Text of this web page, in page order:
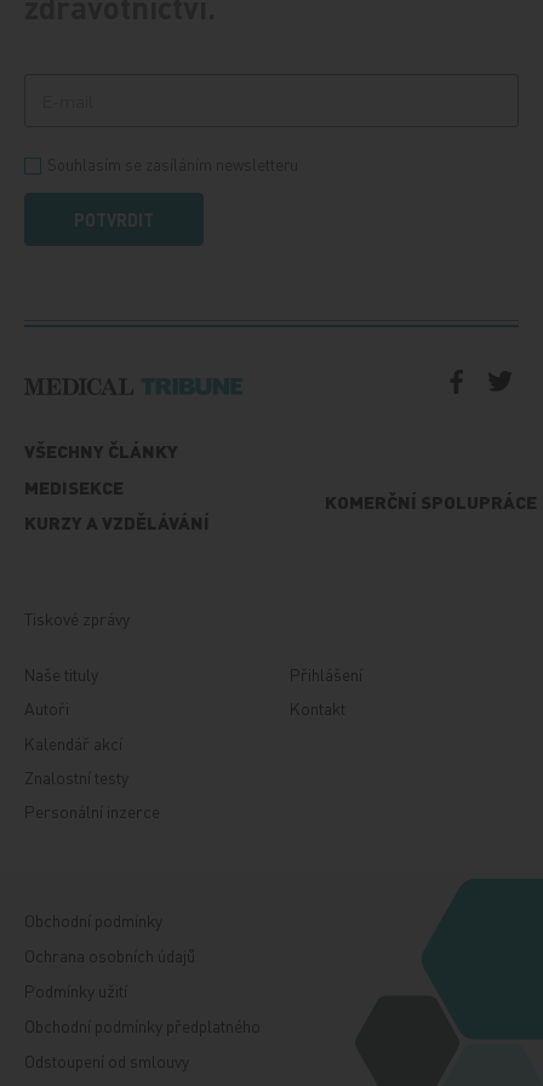
POTVRDIT
VŠECHNY ČLÁNKY
MEDISEKCE
KURZY A VZDĚLÁVÁNÍ
KOMERČNÍ SPOLUPRÁCE
Tiskové zprávy
Naše tituly
Autoři
Kalendář akcí
Znalostní testy
Personální inzerce
Přihlášení
Kontakt
Obchodní podmínky
Ochrana osobních údajů
Podmínky užití
Obchodní podmínky předplatného
Odstoupení od smlouvy